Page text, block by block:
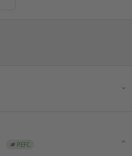
PEFC